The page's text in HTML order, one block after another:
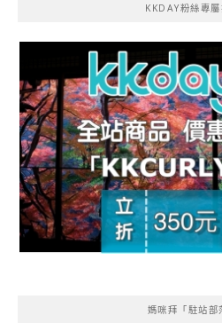
KKDAY粉絲專
媽咪拜「駐站部